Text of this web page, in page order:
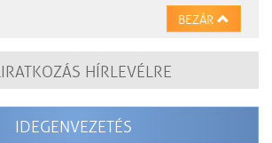
BEZÁR
HÍRLEVÉLRE
IDEGENVEZETÉS